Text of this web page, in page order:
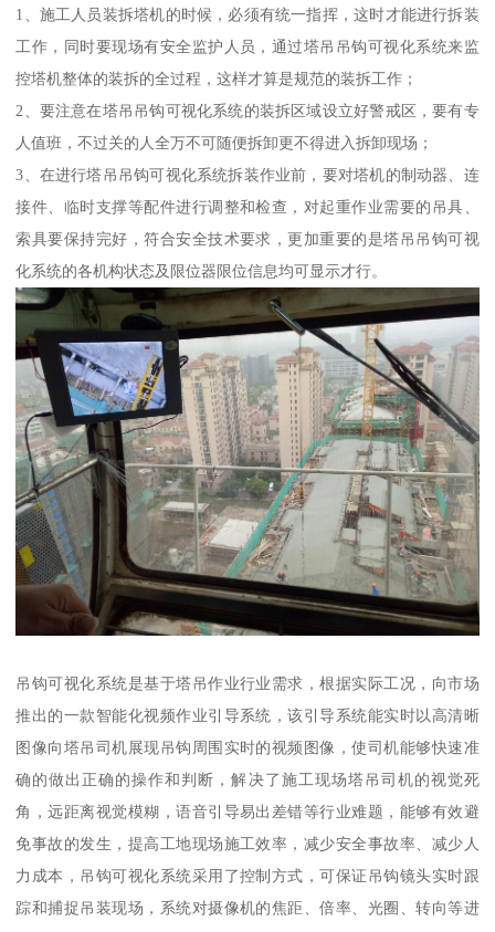
1、施工人员装拆塔机的时候，必须有统一指挥，这时才能进行拆装
工作，同时要现场有安全监护人员，通过塔吊吊钩可视化系统来监
控塔机整体的装拆的全过程，这样才算是规范的装拆工作；
2、要注意在塔吊吊钩可视化系统的装拆区域设立好警戒区，要有专
人值班，不过关的人全万不可随便拆卸更不得进入拆卸现场；
3、在进行塔吊吊钩可视化系统拆装作业前，要对塔机的制动器、连
接件、临时支撑等配件进行调整和检查，对起重作业需要的吊具、
索具要保持完好，符合安全技术要求，更加重要的是塔吊吊钩可视
化系统的各机构状态及限位器限位信息均可显示才行。
吊钩可视化系统是基于塔吊作业行业需求，根据实际工况，向市场
推出的一款智能化视频作业引导系统，该引导系统能实时以高清晰
图像向塔吊司机展现吊钩周围实时的视频图像，使司机能够快速准
确的做出正确的操作和判断，解决了施工现场塔吊司机的视觉死
角，远距离视觉模糊，语音引导易出差错等行业难题，能够有效避
免事故的发生，提高工地现场施工效率，减少安全事故率、减少人
力成本，吊钩可视化系统采用了控制方式，可保证吊钩镜头实时跟
踪和捕捉吊装现场，系统对摄像机的焦距、倍率、光圈、转向等进